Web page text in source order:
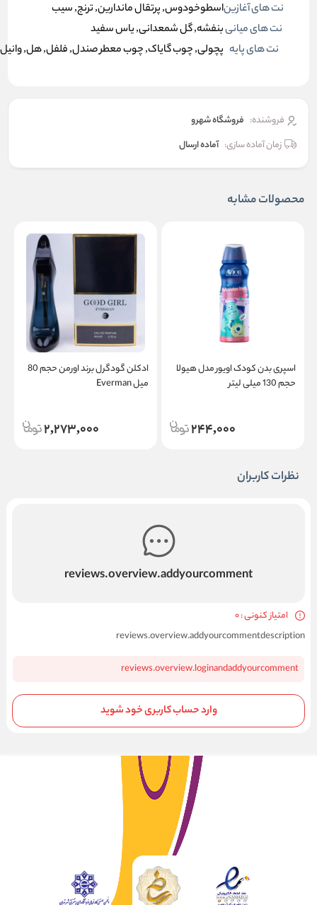
نت های آغازیناسطوخودوس, پرتقال ماندارین, ترنج, سیب
نت های میانیبنفشه, گل شمعدانی, یاس سفید
نت های پایه پچولی, چوب گایاک, چوب معطر صندل, فلفل, هل, وانیل
فروشنده: فروشگاه شهرو
زمان آماده سازی: آماده ارسال
محصولات مشابه
اسپری بدن کودک اویور مدل هیولا
حجم 130 میلی لیتر
244,000
ادکلن گودگرل برند اورمن حجم 80
میل Everman
2,273,000
نظرات کاربران
reviews.overview.addyourcomment
امتیاز کنونی : 0
reviews.overview.addyourcommentdescription
reviews.overview.loginandaddyourcomment
وارد حساب کاربری خود شوید